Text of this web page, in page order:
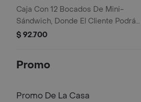
Caja Con 12 Bocados De Mini-
Sándwich, Donde El Cliente Podrá
Escoger 3 Sabores Entre Cualquiera
$ 92.700
Promo
Promo De La Casa